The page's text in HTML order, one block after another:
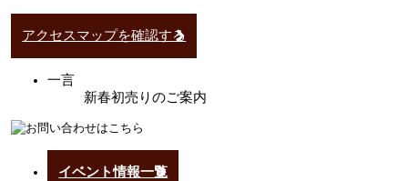
アクセスマップを確認する
一言
新春初売りのご案内
イベント情報一覧